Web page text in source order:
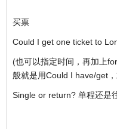
买票
Could I get one ticket to
(也可以指定时间，再加上
般就是用Could I have/get
Single or return? 单程还是